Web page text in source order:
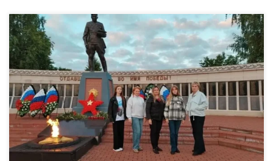
Сегодня мы вспоминаем начало Великой Отечественной
войны — трагическую дату, которая навсегда осталась в
истории нашей страны. В этот день мы чтим память тех, кто
[…]